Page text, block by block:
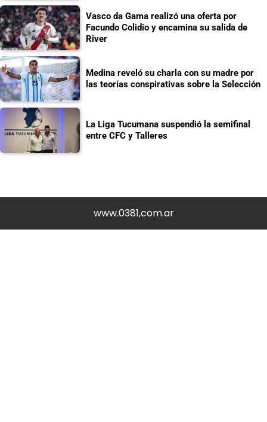
Vasco da Gama realizó una oferta por
Facundo Colidio y encamina su salida de
River
Medina reveló su charla con su madre por
las teorías conspirativas sobre la Selección
La Liga Tucumana suspendió la semifinal
entre CFC y Talleres
www.0381,com.ar